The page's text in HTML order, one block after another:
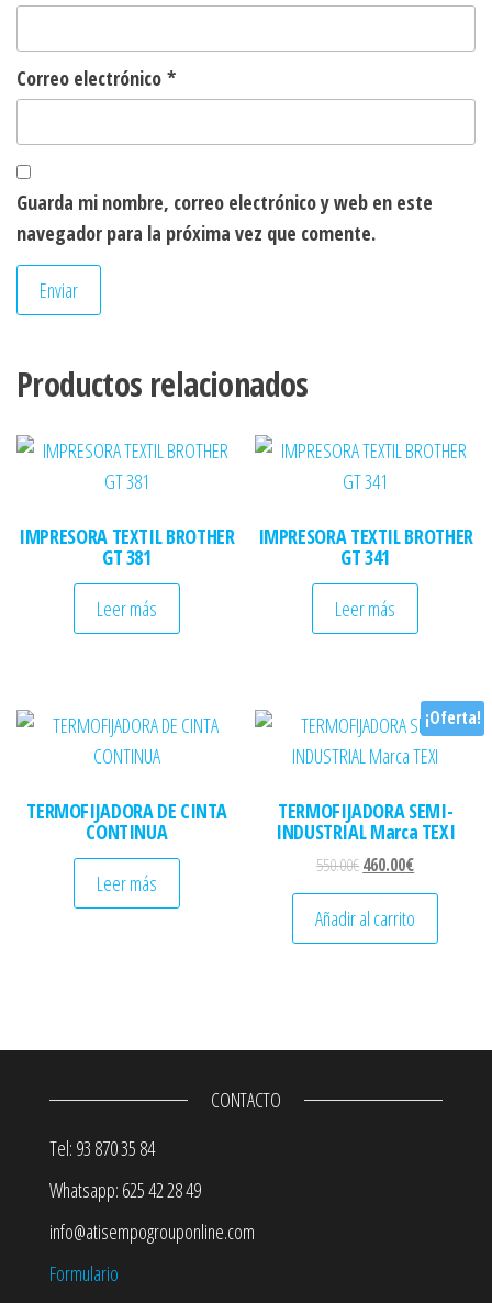
Correo electrónico *
Guarda mi nombre, correo electrónico y web en este
navegador para la próxima vez que comente.
Productos relacionados
IMPRESORA TEXTIL BROTHER
GT 381
Leer más
IMPRESORA TEXTIL BROTHER
GT 341
Leer más
TERMOFIJADORA DE CINTA
CONTINUA
Leer más
¡Oferta!
TERMOFIJADORA SEMI-
INDUSTRIAL Marca TEXI
550.00€El precio original era:
460.00€El precio
Añadir al carrito
CONTACTO
Tel: 93 870 35 84
Whatsapp: 625 42 28 49
info@atisempogrouponline.com
Formulario